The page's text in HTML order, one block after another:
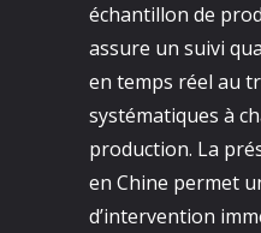
échantillon de
assure un suivi
en temps réel au
systématiques à
production. La
en Chine permet
d’intervention